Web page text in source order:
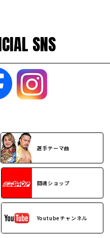
SNS
選手テーマ曲
闘魂ショップ
Youtubeチャンネル